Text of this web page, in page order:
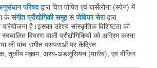
परिषदद्वारा वित्त पोषित एवंबार्सेलोना (स्पेन) में
के संगीत प्रौद्योगिकी समूह से जेवियर सेरा द्वारा
है।इसका उद्देश्य सांस्कृतिक विशिष्टता को
विवरण वाली प्रौद्योगिकियों को अग्रिम करना
की पांच संगीत परम्पराओं पर केंद्रित
, तुर्कीय मक़ाम, अरब-अंडलूसियन (मग़रेब), एवं बीजिंग